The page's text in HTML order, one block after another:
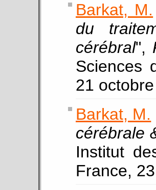
Barkat, M.
du
cérébral",
Sciences
21
Barkat, M.
cérébrale
Institut
France,